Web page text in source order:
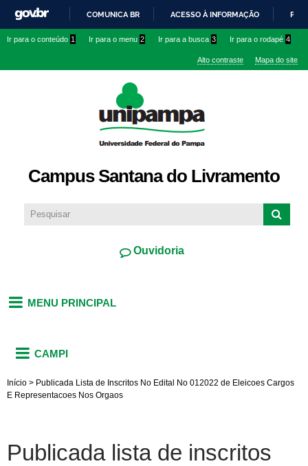
conteúdo
IR
O
COMUNICA BR ACESSO À INFORMAÇÃO
Ir para o conteúdo 1 Ir para o menu 2 Ir para a busca 3 Ir para o rodapé 4
Alto contraste Mapa do site
Campus Santana do Livramento
Ouvidoria
MENU PRINCIPAL
CAMPI
Início > Publicada Lista de Inscritos No Edital No 012022 de Eleicoes Cargos
E Representacoes Nos Orgaos
Publicada lista de inscritos